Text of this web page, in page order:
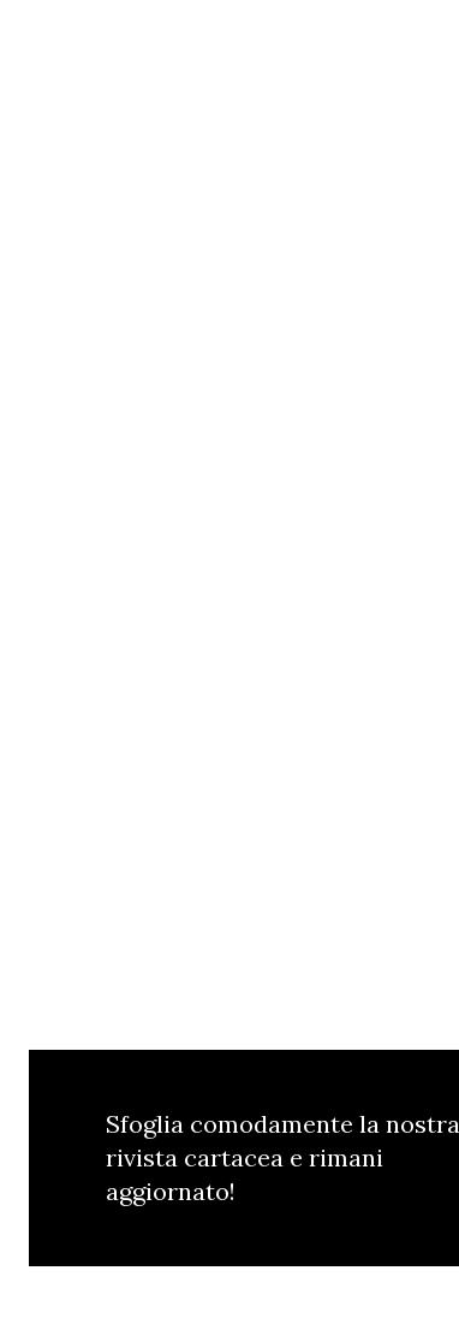
Sfoglia comodamente la nostra
rivista cartacea e rimani
aggiornato!